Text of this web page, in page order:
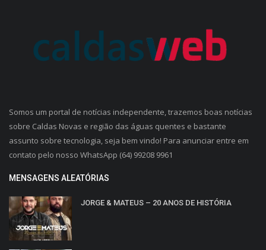
Somos um portal de notícias independente, trazemos boas notícias
sobre Caldas Novas e região das águas quentes e bastante
assunto sobre tecnologia, seja bem vindo! Para anunciar entre em
contato pelo nosso WhatsApp (64) 99208 9961
MENSAGENS ALEATÓRIAS
JORGE & MATEUS – 20 ANOS DE HISTÓRIA